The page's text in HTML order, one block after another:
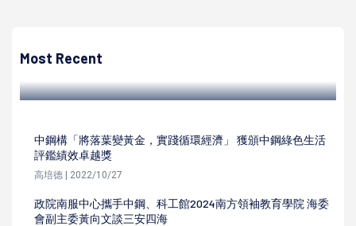
Most Recent
6樓中央長廊開跑
中鋼構「將落葉變黃金，實踐循環經濟」 獲頒中鋼綠色生活
評鑑績效卓越獎
高培德 | 2022/10/27
政院南服中心攜手中鋼、科工館2024南方領袖教育學院 海委
會副主委黃向文談三安四海